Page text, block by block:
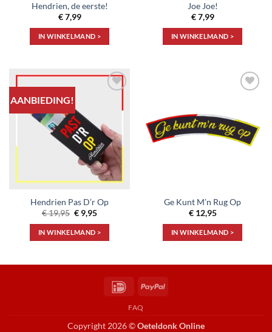
Hendrien, de eerste!
€7,99
IN WINKELMAND >
Joe Joe!
€7,99
IN WINKELMAND >
AANBIEDING!
Hendrien Pas D’r Op
€19,95 Oorspronkelijke
prijs
was:
€ 19,95.
€ 9,95Huidige
€ 9,95.
IN WINKELMAND >
verlanglijst
Ge Kunt M’n Rug Op
€12,95
IN WINKELMAND >
IDeal PayPal
FAQ
Copyright 2026 ©Oeteldonk Online